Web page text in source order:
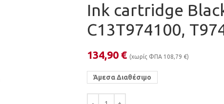
Ink cartridge
C13T974100,
134,90 € (χωρίς ΦΠΑ 108,79 €)
Άμεσα Διαθέσιμο